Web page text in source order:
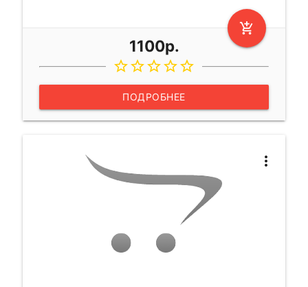
add_shopping_cart
1100р.
star_borderstar_borderstar_borderstar_borderstar_border
ПОДРОБНЕЕ
more_vert